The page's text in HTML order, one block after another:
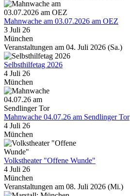
Mahnwache am 03.07.2026 am OEZ
3 Juli 26
München
Veranstaltungen am 04. Juli 2026 (Sa.)
Selbsthilfetag 2026
4 Juli 26
München
Mahnwache 04.07.26 am Sendlinger Tor
4 Juli 26
München
Volkstheater "Offene Wunde"
4 Juli 26
München
Veranstaltungen am 08. Juli 2026 (Mi.)